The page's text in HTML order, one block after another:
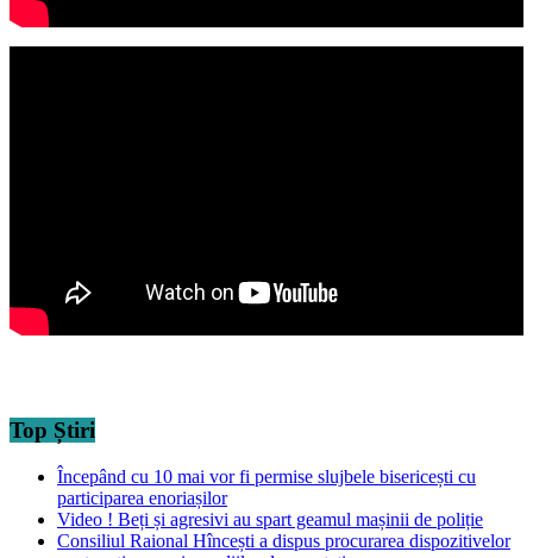
Top Știri
Începând cu 10 mai vor fi permise slujbele bisericești cu
participarea enoriașilor
Video ! Beți și agresivi au spart geamul mașinii de poliție
Consiliul Raional Hîncești a dispus procurarea dispozitivelor